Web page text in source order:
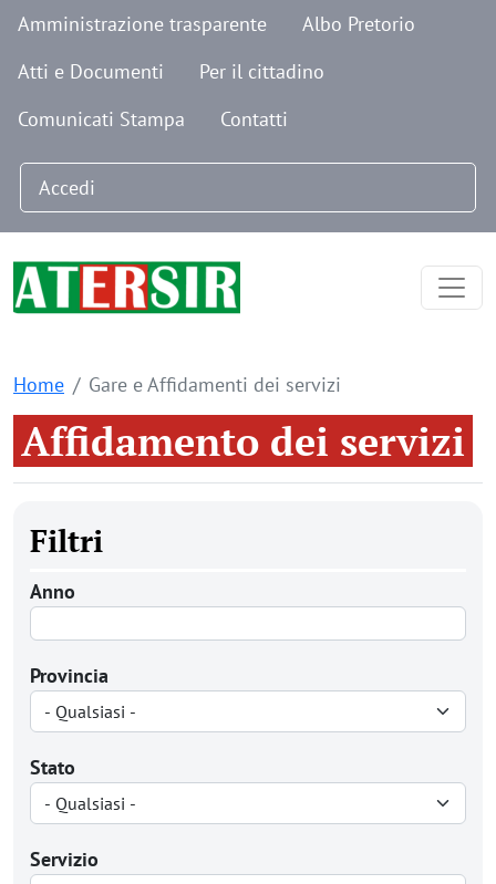
Salta al contenuto principale
Navigazione secondaria
Amministrazione trasparente
Albo Pretorio
Atti e Documenti
Per il cittadino
Comunicati Stampa
Contatti
Menu profilo utente
Accedi
Home Gare e Affidamenti dei servizi
Affidamento dei servizi
Filtri
Anno
Provincia
Stato
Servizio